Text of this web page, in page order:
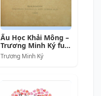
Ấu Học Khải Mông –
Trương Minh Ký full
prc pdf epub azw3
[Thơ Nôm]
Trương Minh Ký